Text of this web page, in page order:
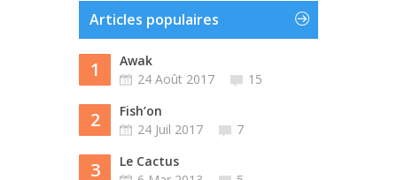
Articles populaires
1
Awak
24 Août 2017
15
2
Fish’on
24 Juil 2017
7
3
Le Cactus